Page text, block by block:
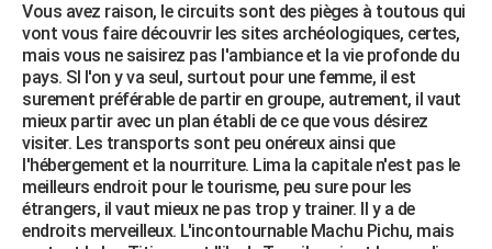
Vous avez raison, le circuits sont des pièges à toutous qui
vont vous faire découvrir les sites archéologiques, certes,
mais vous ne saisirez pas l'ambiance et la vie profonde du
pays. SI l'on y va seul, surtout pour une femme, il est
surement préférable de partir en groupe, autrement, il vaut
mieux partir avec un plan établi de ce que vous désirez
visiter. Les transports sont peu onéreux ainsi que
l'hébergement et la nourriture. Lima la capitale n'est pas le
meilleurs endroit pour le tourisme, peu sure pour les
étrangers, il vaut mieux ne pas trop y trainer. Il y a de
endroits merveilleux. L'incontournable Machu Pichu, mais